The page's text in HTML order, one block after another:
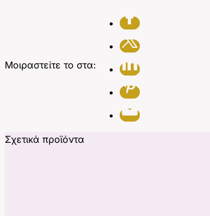
Μοιραστείτε το στα:
Σχετικά προϊόντα